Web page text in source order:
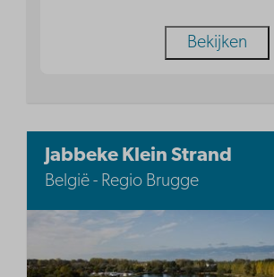
Bekijken
Jabbeke Klein Strand
België - Regio Brugge